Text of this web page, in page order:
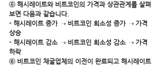
⑤ 해시레이트와 비트코인의 가격과 상관관계를 살펴
보면 다음과 같습니다.
- 해시레이트 증가 → 비트코인 희소성 증가 → 가격
상승
- 해시레이트 감소 → 비트코인 희소성 감소 → 가격
하락
⑥ 비트코인 채굴업체의 이전이 완료되고 해시레이트